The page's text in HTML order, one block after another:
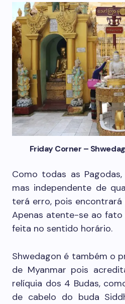
Friday Corner –
Como todas as
mas independente de
terá erro, pois encontrará
Apenas atente-se ao fato
feita no sentido horário.
Shwedagon é também o
de Myanmar pois
relíquia dos 4 Budas,
de cabelo do buda